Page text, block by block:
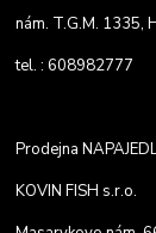
nám. T.G.M. 1335,
tel. : 608982777
Prodejna
KOVIN FISH s.r.o.